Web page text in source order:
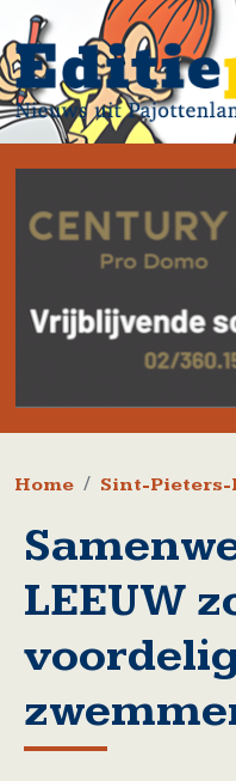
Overslaan en naar de
Kruimelpad
Home Sint-Pieters-
LEEUW